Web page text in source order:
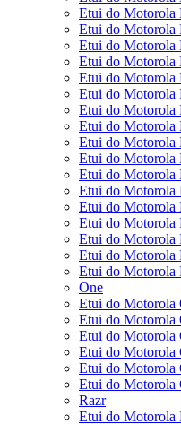
Etui do Motorola
Etui do Motorola
Etui do Motorola
Etui do Motorola
Etui do Motorola
Etui do Motorola
Etui do Motorola
Etui do Motorola
Etui do Motorola
Etui do Motorola
Etui do Motorola
Etui do Motorola
Etui do Motorola
Etui do Motorola
Etui do Motorola
Etui do Motorola
Etui do Motorola
One
Etui do Motorola
Etui do Motorola
Etui do Motorola
Etui do Motorola
Etui do Motorola
Etui do Motorola
Razr
Etui do Motorola